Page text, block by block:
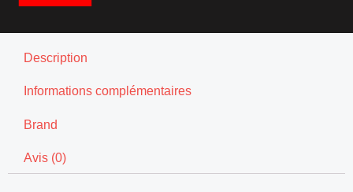
Description
Informations complémentaires
Brand
Avis (0)